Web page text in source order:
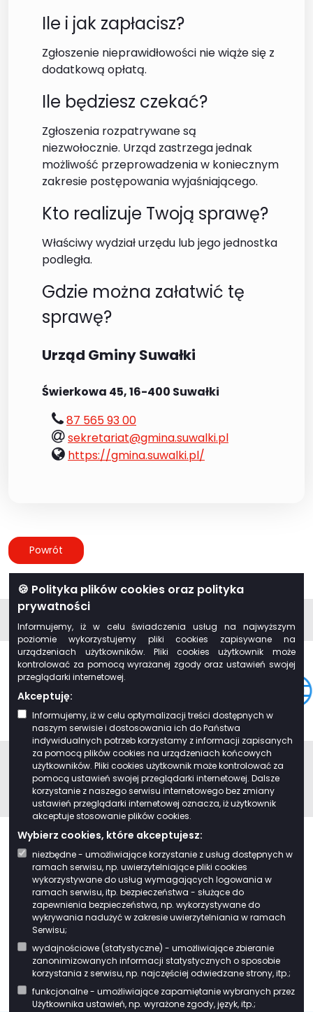
🍪 Polityka plików cookies oraz polityka
prywatności
Informujemy, iż w celu świadczenia usług na najwyższym
poziomie wykorzystujemy pliki cookies zapisywane na
urządzeniach użytkowników. Pliki cookies użytkownik może
kontrolować za pomocą wyrażanej zgody oraz ustawień swojej
przeglądarki internetowej.
Akceptuję:
Informujemy, iż w celu optymalizacji treści dostępnych w
naszym serwisie i dostosowania ich do Państwa
indywidualnych potrzeb korzystamy z informacji zapisanych
za pomocą plików cookies na urządzeniach końcowych
użytkowników. Pliki cookies użytkownik może kontrolować za
pomocą ustawień swojej przeglądarki internetowej. Dalsze
korzystanie z naszego serwisu internetowego bez zmiany
ustawień przeglądarki internetowej oznacza, iż użytkownik
akceptuje stosowanie plików cookies.
Wybierz cookies, które akceptujesz:
niezbędne - umożliwiające korzystanie z usług dostępnych w
ramach serwisu, np. uwierzytelniające pliki cookies
wykorzystywane do usług wymagających logowania w
ramach serwisu, itp. bezpieczeństwa - służące do
zapewnienia bezpieczeństwa, np. wykorzystywane do
wykrywania nadużyć w zakresie uwierzytelniania w ramach
Serwisu;
wydajnościowe (statystyczne) - umożliwiające zbieranie
zanonimizowanych informacji statystycznych o sposobie
korzystania z serwisu, np. najczęściej odwiedzane strony, itp.;
funkcjonalne - umożliwiające zapamiętanie wybranych przez
Użytkownika ustawień, np. wyrażone zgody, język, itp.;
Ile i jak zapłacisz?
Zgłoszenie nieprawidłowości nie wiąże się z
dodatkową opłatą.
Ile będziesz czekać?
Zgłoszenia rozpatrywane są
niezwołocznie. Urząd zastrzega jednak
możliwość przeprowadzenia w koniecznym
zakresie postępowania wyjaśniającego.
Kto realizuje Twoją sprawę?
Właściwy wydział urzędu lub jego jednostka
podległa.
Gdzie można załatwić tę
sprawę?
Urząd Gminy Suwałki
Świerkowa 45, 16-400 Suwałki
tel.:
87 565 93 00
e-
mail:
sekretariat@gmina.suwalki.pl
www:
https://gmina.suwalki.pl/
Powrót
Projekt pod nr WND-RPPD.08.01.00-20-0068/20 pn. „Rozwój e-usług w
gminach Związku Gmin Wiejskich Województwa Podlaskiego” realizowany
na podstawie Umowy o dofinansowanie nr UDA-RPPD.08.01.00-20-
0068/20-00 zawartej w dniu 15.11.2021 r. jest współfinansowany ze
środków Europejskiego Funduszu Rozwoju Regionalnego w ramach Osi
Priorytetowej VIII. Infrastruktura dla usług użyteczności publicznej Działania
8.1. Rozwój usług publicznych świadczonych drogą elektroniczną
Regionalnego Programu Operacyjnego Województwa Podlaskiego na lata
2014-2020.